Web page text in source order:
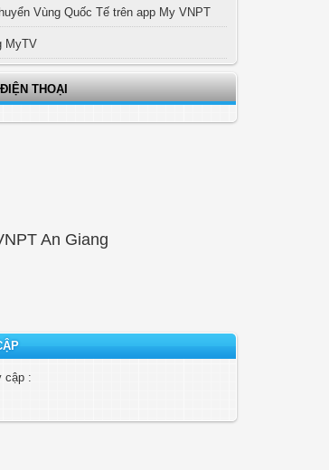
Vùng Quốc Tế trên app My VNPT
MyTV
THOẠI
An Giang
cập :